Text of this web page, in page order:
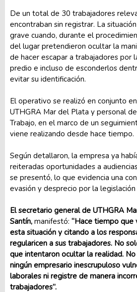
De un total de 30 trabajadores
encontraban sin registrar. La
grave cuando, durante el
del lugar pretendieron ocultar la
de hacer escapar a trabajadores por
predio e incluso de esconderlos
evitar su identificación.
El operativo se realizó en conjunto
UTHGRA Mar del Plata y personal
Trabajo, en el marco de un
viene realizando desde hace tiempo.
Según detallaron, la empresa ya
reiteradas oportunidades a
se presentó, lo que evidencia una
evasión y desprecio por la
El secretario general de UTHGRA
Santín, manifestó: “Hace tiempo que
esta situación y citando a los
regularicen a sus trabajadores. No
que intentaron ocultar la realidad.
ningún empresario inescrupuloso
laborales ni registre de manera
trabajadores”.